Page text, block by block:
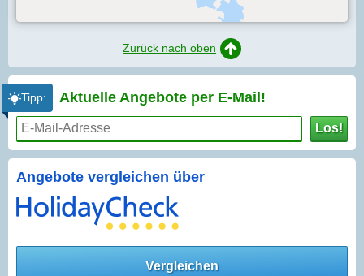
Zurück nach oben
Tipp: Aktuelle Angebote per E-Mail!
Los!
Angebote vergleichen über
Vergleichen